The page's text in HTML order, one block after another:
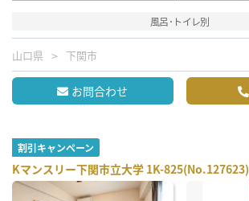
風呂･トイレ別
山口県 下関市
お問合わせ
割引キャンペーン
Kマンスリー下関市立大学 1K-825(No.127623)